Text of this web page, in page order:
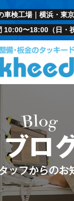
車検工場｜横浜・東
10:00〜18:00（日・